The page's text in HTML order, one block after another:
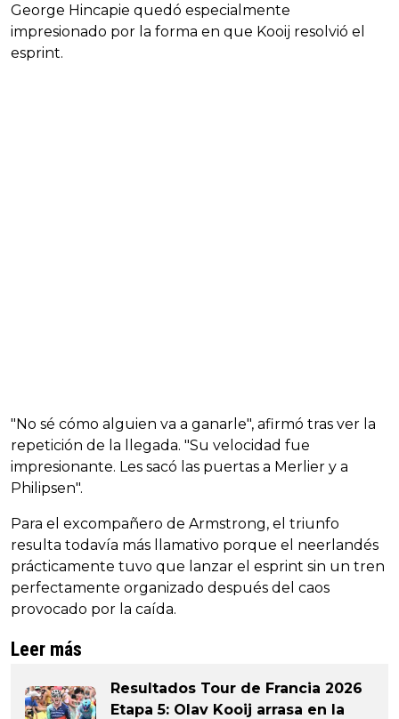
George Hincapie quedó especialmente
impresionado por la forma en que Kooij resolvió el
esprint.
"No sé cómo alguien va a ganarle", afirmó tras ver la
repetición de la llegada. "Su velocidad fue
impresionante. Les sacó las puertas a Merlier y a
Philipsen".
Para el excompañero de Armstrong, el triunfo
resulta todavía más llamativo porque el neerlandés
prácticamente tuvo que lanzar el esprint sin un tren
perfectamente organizado después del caos
provocado por la caída.
Leer más
Resultados Tour de Francia 2026
Etapa 5: Olav Kooij arrasa en la